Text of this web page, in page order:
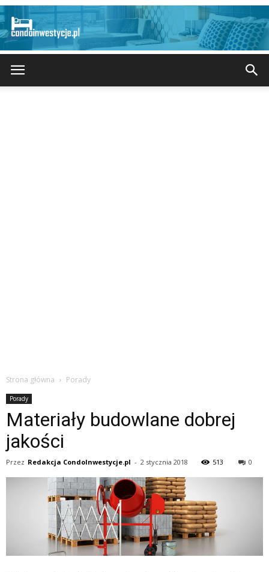
Strona główna Porady
Porady
Materiały budowlane dobrej
jakości
Przez Redakcja CondoInwestycje.pl - 2 stycznia 2018 513 0